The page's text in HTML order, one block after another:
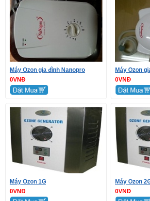
Máy Ozon gia đình Nanopro
0VNĐ
Máy Ozon
0VNĐ
Máy Ozon 1G
0VNĐ
Máy Ozon
0VNĐ